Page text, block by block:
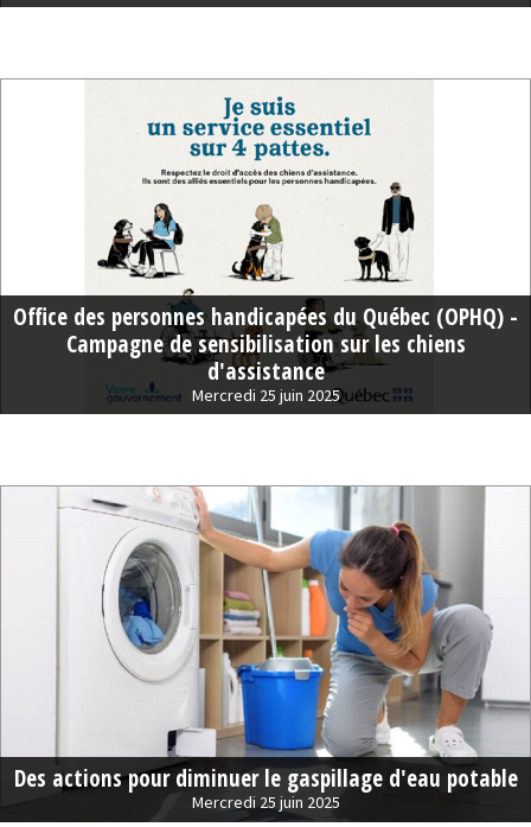
Office des personnes handicapées du Québec (OPHQ) -
Campagne de sensibilisation sur les chiens
d'assistance
Mercredi 25 juin 2025
Des actions pour diminuer le gaspillage d'eau potable
Mercredi 25 juin 2025